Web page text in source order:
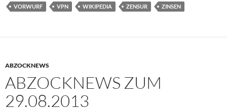
VORWURF
VPN WIKIPEDIA ZENSUR ZINSEN
ABZOCKNEWS
ABZOCKNEWS ZUM
29.08.2013